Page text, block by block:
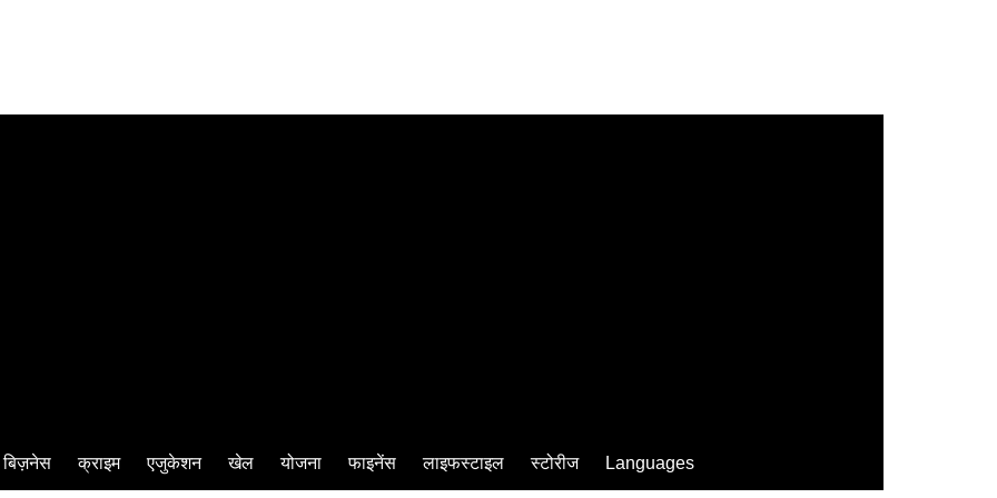
बिज़नेस क्राइम एजुकेशन खेल योजना फाइनेंस लाइफस्टाइल स्टोरीज Languages